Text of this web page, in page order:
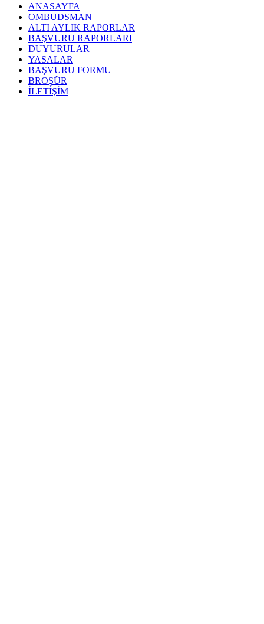
ANASAYFA
OMBUDSMAN
ALTI AYLIK RAPORLAR
BAŞVURU RAPORLARI
DUYURULAR
YASALAR
BAŞVURU FORMU
BROŞÜR
İLETİŞİM